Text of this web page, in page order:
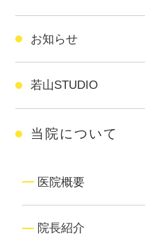
お知らせ
若山STUDIO
当院について
医院概要
院長紹介